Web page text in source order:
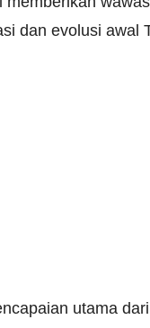
dan evolusi awal
utama